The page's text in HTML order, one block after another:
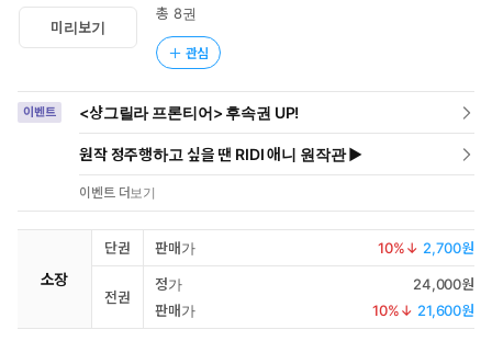
미리보기
총 8권
관심
이벤트 <샹그릴라 프론티어> 후속권 UP!
원작 정주행하고 싶을 땐 RIDI 애니 원작관 ▶
이벤트 더보기
소장
단권 판매가 10%↓ 2,700원
전권
정가
24,000원
판매가
10%↓ 21,600원